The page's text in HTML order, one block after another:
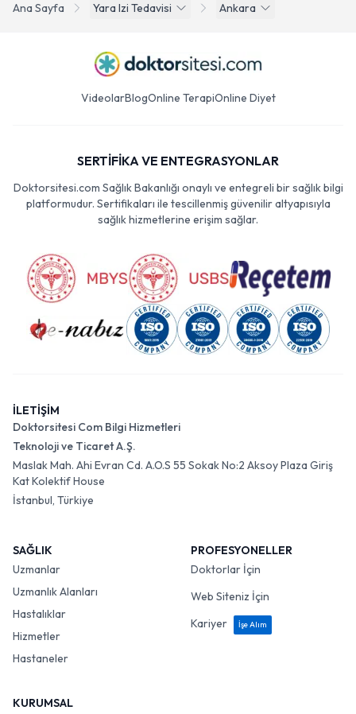
Ana Sayfa Yara Izi Tedavisi Ankara
VideolarBlogOnline TerapiOnline Diyet
SERTİFİKA VE ENTEGRASYONLAR
Doktorsitesi.com Sağlık Bakanlığı onaylı ve entegreli bir sağlık bilgi
platformudur. Sertifikaları ile tescillenmiş güvenilir altyapısıyla
sağlık hizmetlerine erişim sağlar.
İLETİŞİM
Doktorsitesi Com Bilgi Hizmetleri
Teknoloji ve Ticaret A.Ş.
Maslak Mah. Ahi Evran Cd. A.O.S 55 Sokak No:2 Aksoy Plaza Giriş
Kat Kolektif House
İstanbul, Türkiye
SAĞLIK
Uzmanlar
Uzmanlık Alanları
Hastalıklar
Hizmetler
Hastaneler
PROFESYONELLER
Doktorlar İçin
Web Siteniz İçin
Kariyer
İşe Alım
KURUMSAL